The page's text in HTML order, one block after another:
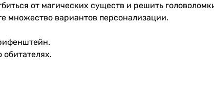
от магических существ и решить
множество вариантов персонализации.